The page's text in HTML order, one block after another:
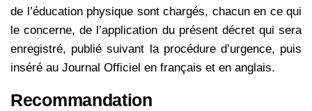
de l’éducation physique sont chargés, chacun en ce qui
le concerne, de l’application du présent décret qui sera
enregistré, publié suivant la procédure d’urgence, puis
inséré au Journal Officiel en français et en anglais.
Recommandation